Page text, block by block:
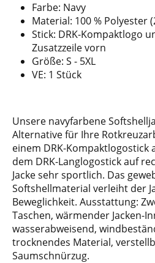
Farbe: Navy
Material: 100 % Polyester
Stick: DRK-Kompaktlogo
Zusatzzeile vorn
Größe: S - 5XL
VE: 1 Stück
Unsere navyfarbene
Alternative für Ihre
einem DRK-Kompaktlogostick
dem DRK-Langlogostick auf
Jacke sehr sportlich. Das
Softshellmaterial verleiht der
Beweglichkeit. Ausstattung:
Taschen, wärmender Jacken-
wasserabweisend,
trocknendes Material,
Saumschnürzug.